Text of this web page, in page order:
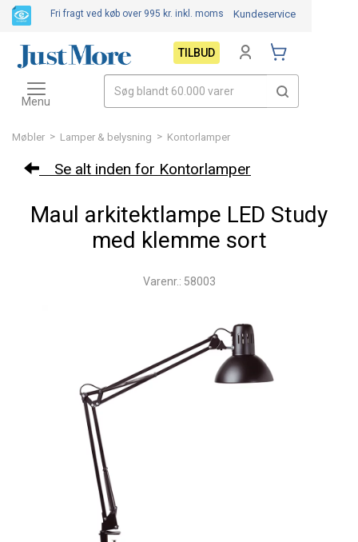
Møbler > Lamper & belysning > Kontorlamper
Se alt inden for Kontorlamper
Maul arkitektlampe LED Study
med klemme sort
Varenr.: 58003
Fri fragt ved køb over 995 kr. inkl. moms Kundeservice
TILBUD
Toggle
navigation
Menu